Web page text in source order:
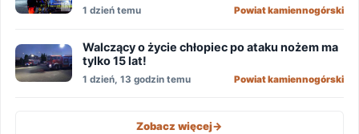
1 dzień temu Powiat kamiennogórski
Walczący o życie chłopiec po ataku nożem ma
tylko 15 lat!
1 dzień, 13 godzin temu Powiat kamiennogórski
Zobacz więcej->